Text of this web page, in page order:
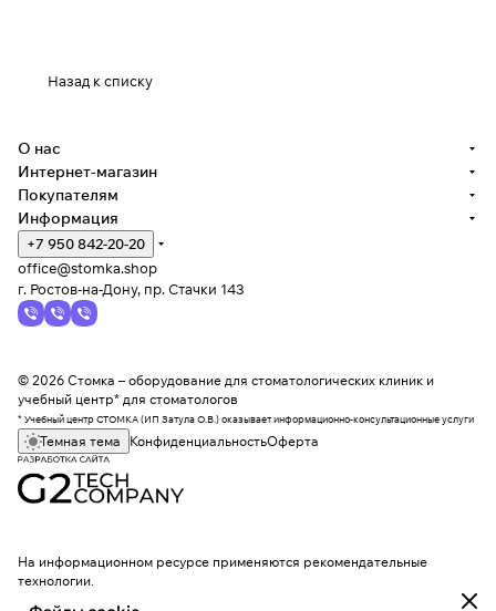
Назад к списку
О нас
Интернет-магазин
Покупателям
Информация
+7 950 842-20-20
office@stomka.shop
г. Ростов-на-Дону, пр. Стачки 143
© 2026 Стомка – оборудование для стоматологических клиник и
учебный центр* для стоматологов
* Учебный центр СТОМКА (ИП Затула О.В.) оказывает информационно-консультационные услуги
Темная тема КонфиденциальностьОферта
На информационном ресурсе применяются рекомендательные
технологии.